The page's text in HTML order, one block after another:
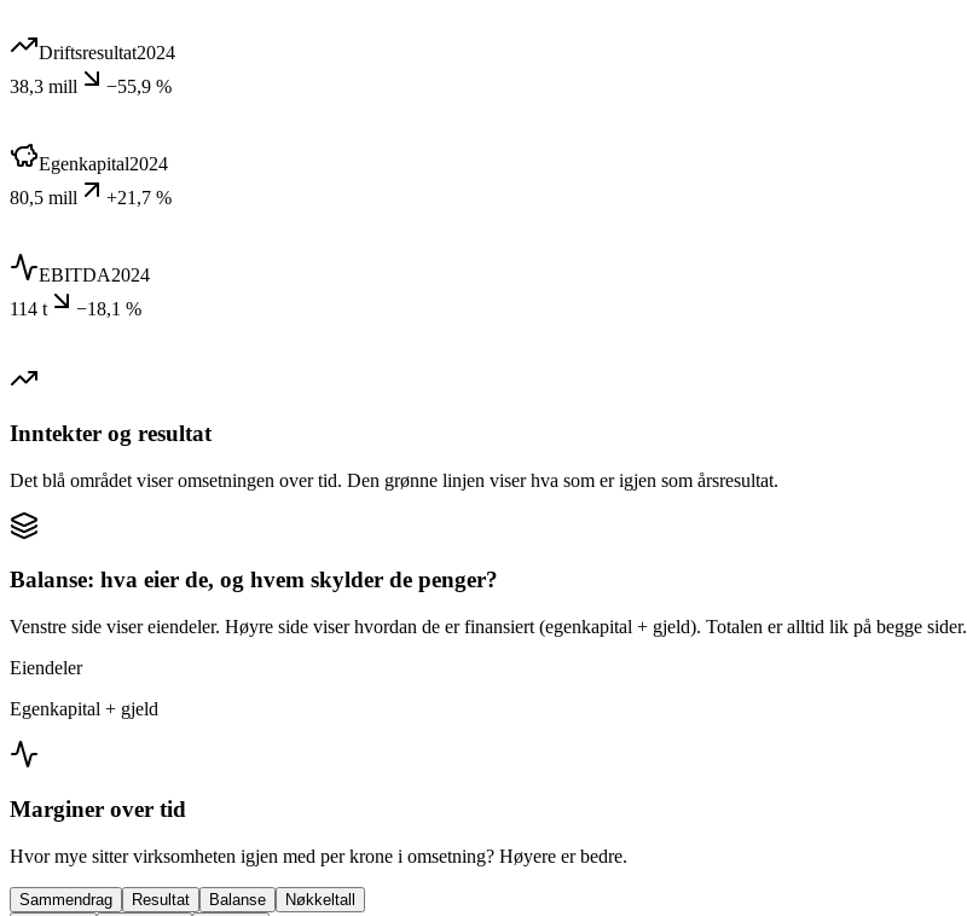
Driftsresultat2024
38,3 mill
−55,9 %
Egenkapital2024
80,5 mill
+21,7 %
EBITDA2024
114 t
−18,1 %
Inntekter og resultat
Det blå området viser omsetningen over tid. Den grønne linjen viser hva som er igjen som årsresultat.
Balanse: hva eier de, og hvem skylder de penger?
Venstre side viser eiendeler. Høyre side viser hvordan de er finansiert (egenkapital + gjeld). Totalen er alltid lik på begge sider.
Eiendeler
Egenkapital + gjeld
Marginer over tid
Hvor mye sitter virksomheten igjen med per krone i omsetning? Høyere er bedre.
Sammendrag Resultat Balanse
Nøkkeltall